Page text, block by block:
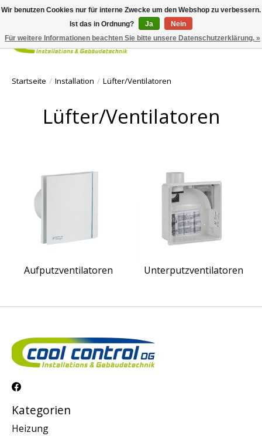
Ihr
Startseite / Installation / Lüfter/Ventilatoren
Lüfter/Ventilatoren
Aufputzventilatoren Unterputzventilatoren
Kategorien
Heizung
Wir benutzen Cookies nur für interne Zwecke um den Webshop zu verbessern.
Ist das in Ordnung?
Ja
Nein
Für weitere Informationen beachten Sie bitte unsere Datenschutzerklärung. »